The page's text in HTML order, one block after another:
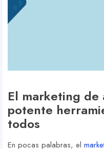
El marketing de
potente
todos
En pocas palabras, el